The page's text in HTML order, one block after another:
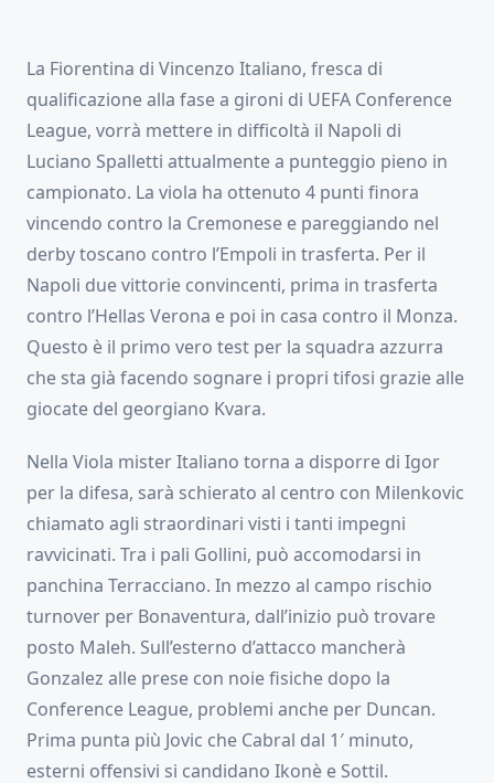
La Fiorentina di Vincenzo Italiano, fresca di
qualificazione alla fase a gironi di UEFA Conference
League, vorrà mettere in difficoltà il Napoli di
Luciano Spalletti attualmente a punteggio pieno in
campionato. La viola ha ottenuto 4 punti finora
vincendo contro la Cremonese e pareggiando nel
derby toscano contro l’Empoli in trasferta. Per il
Napoli due vittorie convincenti, prima in trasferta
contro l’Hellas Verona e poi in casa contro il Monza.
Questo è il primo vero test per la squadra azzurra
che sta già facendo sognare i propri tifosi grazie alle
giocate del georgiano Kvara.
Nella Viola mister Italiano torna a disporre di Igor
per la difesa, sarà schierato al centro con Milenkovic
chiamato agli straordinari visti i tanti impegni
ravvicinati. Tra i pali Gollini, può accomodarsi in
panchina Terracciano. In mezzo al campo rischio
turnover per Bonaventura, dall’inizio può trovare
posto Maleh. Sull’esterno d’attacco mancherà
Gonzalez alle prese con noie fisiche dopo la
Conference League, problemi anche per Duncan.
Prima punta più Jovic che Cabral dal 1′ minuto,
esterni offensivi si candidano Ikonè e Sottil.